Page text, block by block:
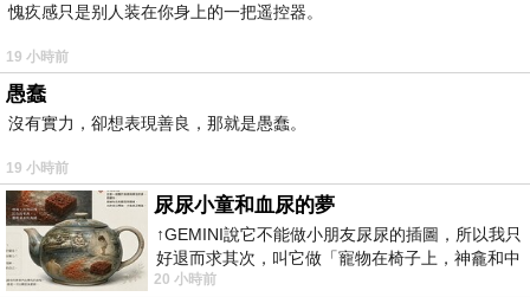
愧疚感只是别人装在你身上的一把遥控器。
19 小時前
愚蠢
沒有實力，卻想表現善良，那就是愚蠢。
19 小時前
尿尿小童和血尿的夢
↑GEMINI說它不能做小朋友尿尿的插圖，所以我只
好退而求其次，叫它做「寵物在椅子上，神龕和中
年人臉孔」的畫了。 六月底
20 小時前